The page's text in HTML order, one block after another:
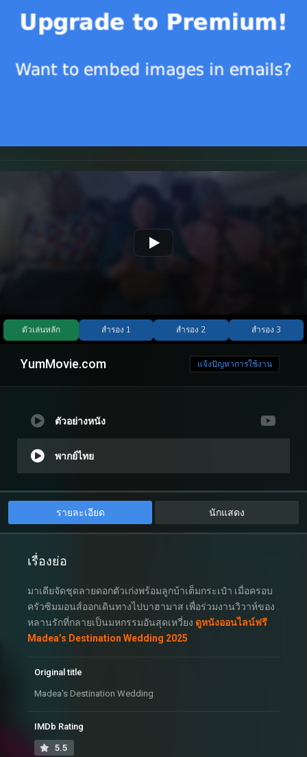
YumMovie.com แจ้งปัญหาการใช้งาน
ตัวอย่างหนัง
พากย์ไทย
รายละเอียด นักแสดง
เรื่องย่อ
มาเดียจัดชุดลายดอกตัวเก่งพร้อมลูกบ้าเต็มกระเป๋า เมื่อครอบ
ครัวซิมมอนส์ออกเดินทางไปบาฮามาส เพื่อร่วมงานวิวาห์ของ
หลานรักที่กลายเป็นมหกรรมอันสุดเหวี่ยง ดูหนังออนไลน์ฟรี
Madea’s Destination Wedding 2025
Original title
Madea's Destination Wedding
IMDb Rating
5.5